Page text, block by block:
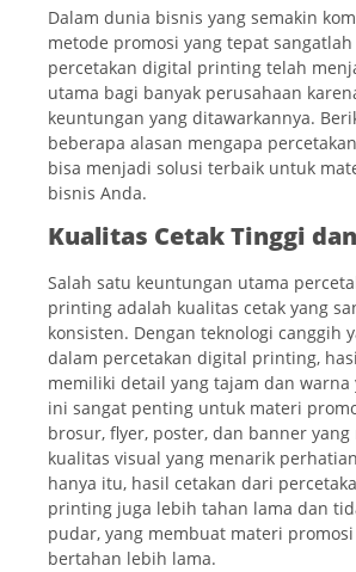
Dalam dunia bisnis yang semakin
metode promosi yang tepat
percetakan digital printing telah
utama bagi banyak perusahaan
keuntungan yang ditawarkannya.
beberapa alasan mengapa
bisa menjadi solusi terbaik untuk
bisnis Anda.
Kualitas Cetak Tinggi
Salah satu keuntungan utama
printing adalah kualitas cetak yang
konsisten. Dengan teknologi canggih
dalam percetakan digital printing,
memiliki detail yang tajam dan warna
ini sangat penting untuk materi
brosur, flyer, poster, dan banner
kualitas visual yang menarik
hanya itu, hasil cetakan dari
printing juga lebih tahan lama dan
pudar, yang membuat materi
bertahan lebih lama.